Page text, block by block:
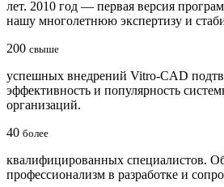
лет. 2010 год — первая версия
нашу многолетнюю экспертизу и
200 свыше
успешных внедрений Vitro-CAD
эффективность и популярность
организаций.
40 более
квалифицированных специалистов.
профессионализм в разработке и